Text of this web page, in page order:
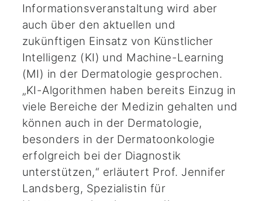
Informationsveranstaltung wird aber
auch über den aktuellen und
zukünftigen Einsatz von Künstlicher
Intelligenz (KI) und Machine-Learning
(MI) in der Dermatologie gesprochen.
„KI-Algorithmen haben bereits Einzug in
viele Bereiche der Medizin gehalten und
können auch in der Dermatologie,
besonders in der Dermatoonkologie
erfolgreich bei der Diagnostik
unterstützen,“ erläutert Prof. Jennifer
Landsberg, Spezialistin für